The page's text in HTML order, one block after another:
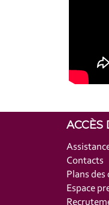
ACCÈS
Contacts
Plans des
Espace